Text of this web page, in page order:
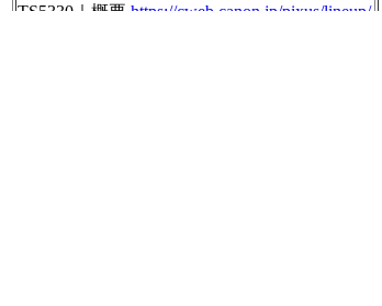
TS5330｜概要 https://cweb.canon.jp/pixus/lineup/